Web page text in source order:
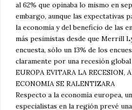
al 62% que opinaba lo mismo en
embargo, aunque las expectativas
la economía y del beneficio de las
más pesimistas desde que Merrill
encuesta, sólo un 13% de los
claramente por una recesión global
EUROPA EVITARA LA RECESION,
ECONOMIA SE RALENTIZARA
Respecto a la economía europea,
especialistas en la región prevé